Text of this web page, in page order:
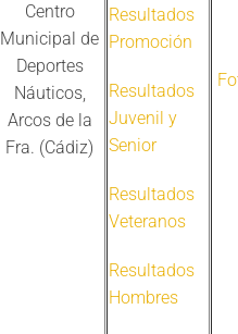
Centro
Municipal de
Deportes
Náuticos,
Arcos de la
Fra. (Cádiz)
Resultados
Promoción
Resultados
Juvenil y
Senior
Resultados
Veteranos
Resultados
Hombres